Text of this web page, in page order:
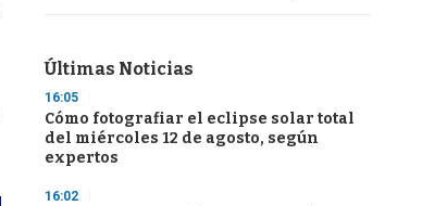
Últimas Noticias
16:05
Cómo fotografiar el eclipse solar total
del miércoles 12 de agosto, según
expertos
16:02